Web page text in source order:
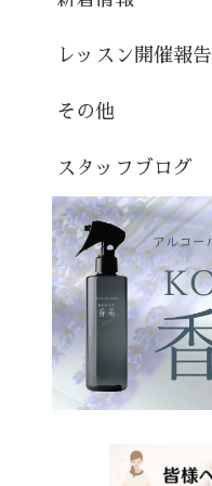
レッスン開催報告
その他
スタッフブログ